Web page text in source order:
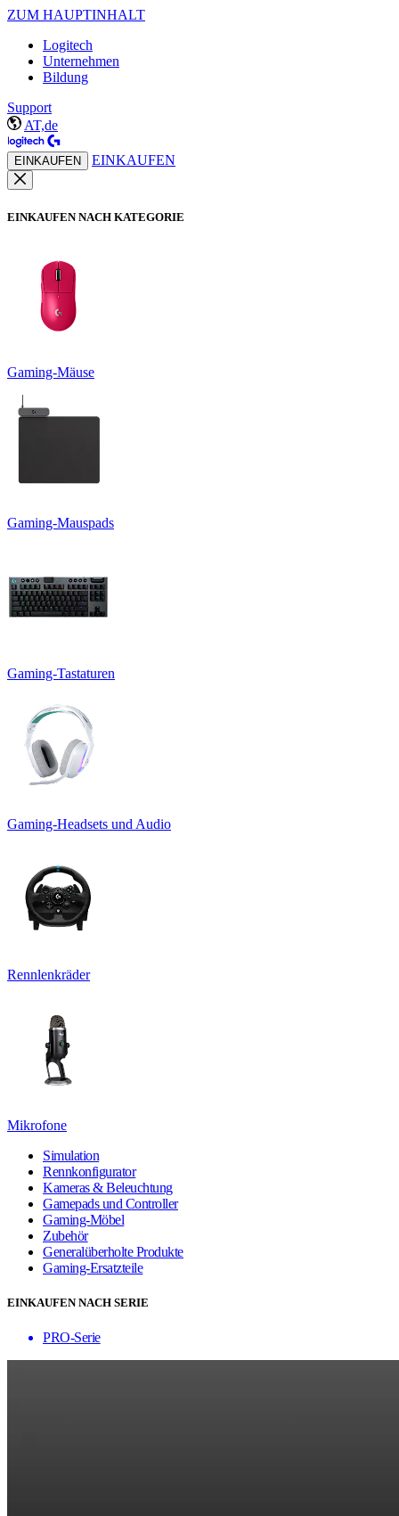
ZUM HAUPTINHALT
Logitech
Unternehmen
Bildung
Support
AT,de
EINKAUFEN EINKAUFEN
EINKAUFEN NACH KATEGORIE
Gaming-Mäuse
Gaming-Mauspads
Gaming-Tastaturen
Gaming-Headsets und Audio
Rennlenkräder
Mikrofone
Simulation
Rennkonfigurator
Kameras & Beleuchtung
Gamepads und Controller
Gaming-Möbel
Zubehör
Generalüberholte Produkte
Gaming-Ersatzteile
EINKAUFEN NACH SERIE
PRO-Serie